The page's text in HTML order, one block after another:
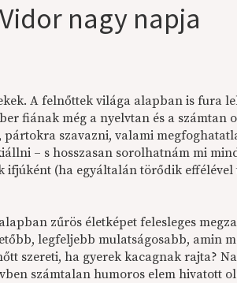
nagy napja
A felnőttek világa alapban is fura
fiának még a nyelvtan és a számtan
pártokra szavazni, valami
– s hosszasan sorolhatnám mi
ifjúként (ha egyáltalán törődik effélével
zűrös életképet felesleges
legfeljebb mulatságosabb, amin
szereti, ha gyerek kacagnak rajta?
számtalan humoros elem hivatott